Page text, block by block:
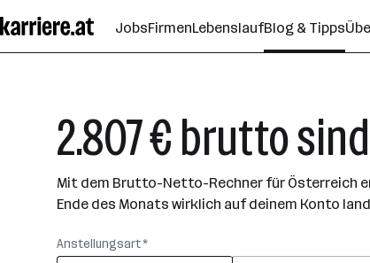
Seiteninhalt
springen
JobsFirmenLebenslaufBlog & Tipps
2.807 € brutto
Mit dem Brutto-Netto-Rechner für Österreich
Ende des Monats wirklich auf deinem Konto
Anstellungsart *